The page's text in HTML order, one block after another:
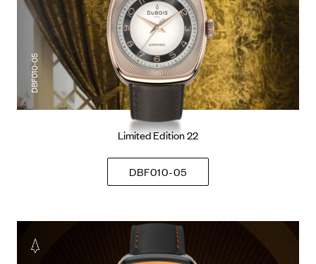
DBF010-05
Limited Edition 22
DBF010-05